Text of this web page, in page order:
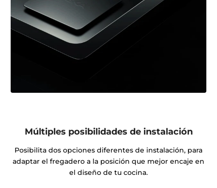
Múltiples posibilidades de instalación
Posibilita dos opciones diferentes de instalación, para
adaptar el fregadero a la posición que mejor encaje en
el diseño de tu cocina.